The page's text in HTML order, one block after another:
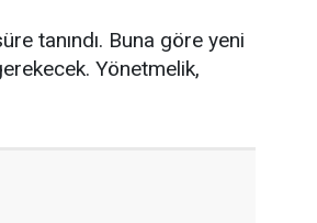
tanındı. Buna göre yeni
Yönetmelik,